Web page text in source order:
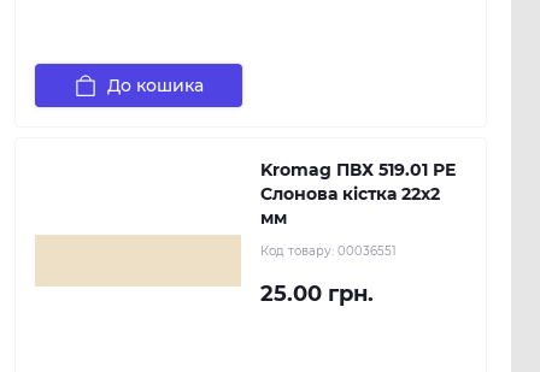
До кошика
Kromag ПВХ 519.01 РЕ
Слонова кістка 22х2
мм
Код товару: 00036551
25.00 грн.